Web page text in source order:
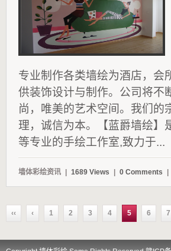
专业制作各类墙绘为酒店，会
供装饰设计与制作。公司将不
尚，唯美的艺术空间。我们的
理，诚信为本。【蓝爵墙绘】
等专业的手绘工作室,致力于...
墙体彩绘资讯 1689 Views 0 Comments
‹‹ ‹ 1 2 3 4 5 6 7